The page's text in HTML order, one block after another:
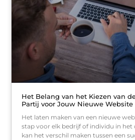
Het Belang van het Kiezen van
Partij voor Jouw Nieuwe Website
Het laten maken van een nieuwe
stap voor elk bedrijf of individu in
kan het verschil maken tussen een